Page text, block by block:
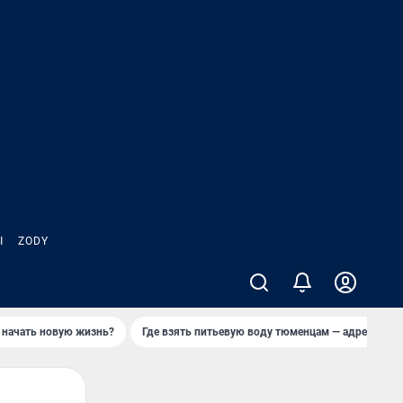
ZODY
начать новую жизнь? Где взять питьевую воду тюменцам — адреса